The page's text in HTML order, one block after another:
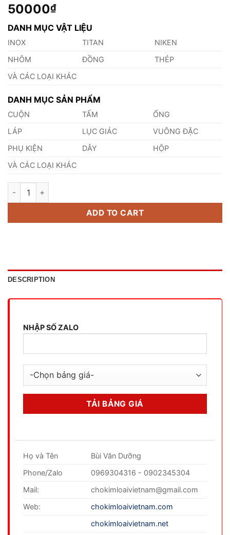
50000₫
DANH MỤC VẬT LIỆU
INOX TITAN
NIKEN
NHÔM
ĐỒNG
THÉP
VÀ CÁC LOẠI KHÁC
DANH MỤC SẢN PHẨM
CUỘN TẤM
ỐNG
LÁP
LỤC GIÁC
VUÔNG ĐẶC
PHỤ KIỆN
DÂY
HỘP
VÀ CÁC LOẠI KHÁC
Ống Inox DN90/SCH20 quantity
ADD TO CART
DESCRIPTION
NHẬP SỐ ZALO
Họ và Tên
Bùi Văn Dưỡng
Phone/Zalo
0969304316 - 0902345304
Mail:
chokimloaivietnam@gmail.com
Web:
chokimloaivietnam.com
chokimloaivietnam.net